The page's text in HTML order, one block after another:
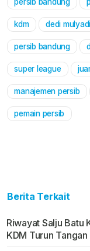
persib bandung
kdm dedi mulyadi
persib bandung
super league
manajemen persib
pemain persib
Berita Terkait
Riwayat Salju Batu
KDM Turun Tangan